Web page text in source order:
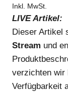
Inkl. MwSt.
LIVE Artikel:
Dieser Artikel
Stream und
verzichten wir
Verfügbarkeit